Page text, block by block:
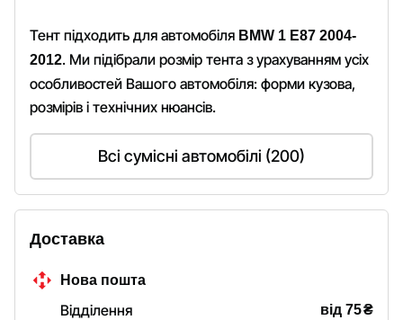
Тент підходить для автомобіля BMW 1 E87 2004-
2012. Ми підібрали розмір тента з урахуванням усіх
особливостей Вашого автомобіля: форми кузова,
розмірів і технічних нюансів.
Всі сумісні автомобілі (200)
Доставка
Нова пошта
Відділення від 75₴